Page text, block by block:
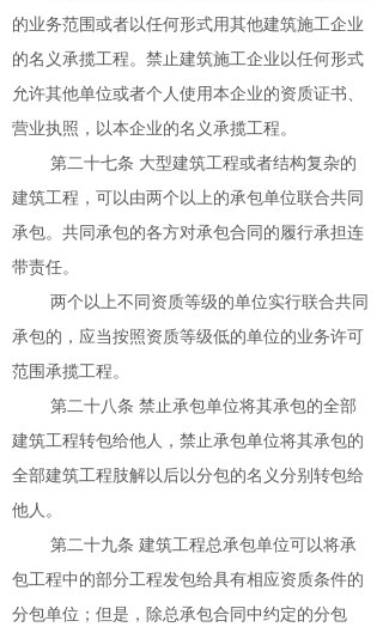
的业务范围或者以任何形式用其他建筑施工企业
的名义承揽工程。禁止建筑施工企业以任何形式
允许其他单位或者个人使用本企业的资质证书、
营业执照，以本企业的名义承揽工程。
第二十七条 大型建筑工程或者结构复杂的
建筑工程，可以由两个以上的承包单位联合共同
承包。共同承包的各方对承包合同的履行承担连
带责任。
两个以上不同资质等级的单位实行联合共同
承包的，应当按照资质等级低的单位的业务许可
范围承揽工程。
第二十八条 禁止承包单位将其承包的全部
建筑工程转包给他人，禁止承包单位将其承包的
全部建筑工程肢解以后以分包的名义分别转包给
他人。
第二十九条 建筑工程总承包单位可以将承
包工程中的部分工程发包给具有相应资质条件的
分包单位；但是，除总承包合同中约定的分包